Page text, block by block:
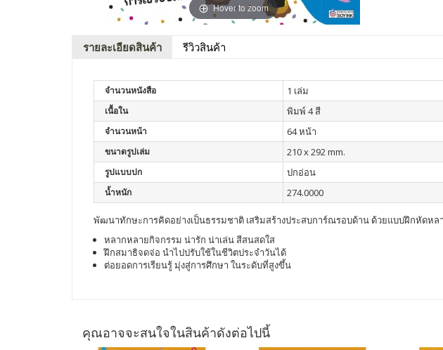
Hover to zoom
รายละเอียดสินค้า รีวิวสินค้า
จำนวนหนังสือ 1 เล่ม
เนื้อใน พิมพ์ 4 สี
จำนวนหน้า 64 หน้า
ขนาดรูปเล่ม 210 x 292 mm.
รูปแบบปก ปกอ่อน
น้ำหนัก 274.0000
พัฒนาทักษะการคิดอย่างเป็นธรรมชาติ เสริมสร้างประสบการ์ณรอบด้าน ด้วยแบบฝึกหัดหล
หลากหลายกิจกรรม น่ารัก น่าเล่น สีสนสดใส
ฝึกสมาธิจดจ่อ นำไปปรับใช้ในชีวิตประจำวันได้
ต่อยอดการเรียนรู้ มุ่งสู่การศึกษา ในระดับที่สูงขึ้น
คุณอาจจะสนใจในสินค้าดังต่อไปนี้